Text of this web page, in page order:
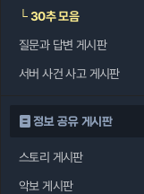
└30추 모음
질문과 답변 게시판
서버 사건 사고 게시판
정보 공유 게시판
스토리 게시판
악보 게시판